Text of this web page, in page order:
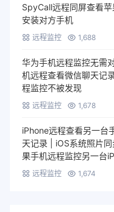
SpyCall远程同屏查看
安装对方手机
远程监控 1,688
华为手机远程监控无需
机远程查看微信聊天记
程监控不被发现
远程监控 1,678
iPhone远程查看另一台
天记录 | iOS系统照片
果手机远程监控另一台
远程监控 1,674